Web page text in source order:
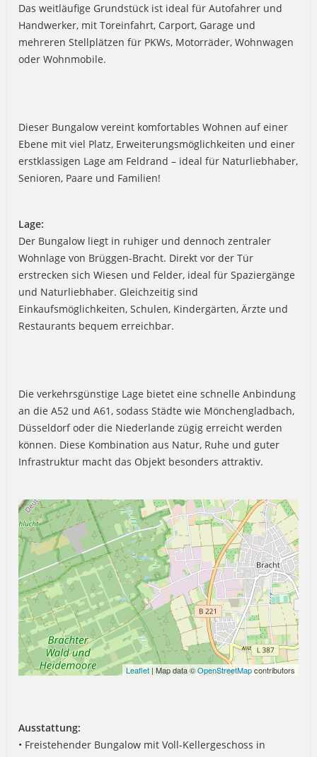
Das weitläufige Grundstück ist ideal für Autofahrer und
Handwerker, mit Toreinfahrt, Carport, Garage und
mehreren Stellplätzen für PKWs, Motorräder, Wohnwagen
oder Wohnmobile.
Dieser Bungalow vereint komfortables Wohnen auf einer
Ebene mit viel Platz, Erweiterungsmöglichkeiten und einer
erstklassigen Lage am Feldrand – ideal für Naturliebhaber,
Senioren, Paare und Familien!
Lage:
Der Bungalow liegt in ruhiger und dennoch zentraler
Wohnlage von Brüggen-Bracht. Direkt vor der Tür
erstrecken sich Wiesen und Felder, ideal für Spaziergänge
und Naturliebhaber. Gleichzeitig sind
Einkaufsmöglichkeiten, Schulen, Kindergärten, Ärzte und
Restaurants bequem erreichbar.
Die verkehrsgünstige Lage bietet eine schnelle Anbindung
an die A52 und A61, sodass Städte wie Mönchengladbach,
Düsseldorf oder die Niederlande zügig erreicht werden
können. Diese Kombination aus Natur, Ruhe und guter
Infrastruktur macht das Objekt besonders attraktiv.
Leaflet | Map data ©OpenStreetMapcontributors
Ausstattung:
• Freistehender Bungalow mit Voll-Kellergeschoss in